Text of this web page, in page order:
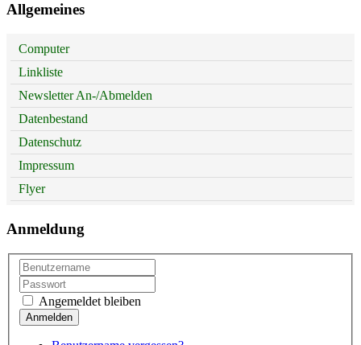
Allgemeines
Computer
Linkliste
Newsletter An-/Abmelden
Datenbestand
Datenschutz
Impressum
Flyer
Anmeldung
Angemeldet bleiben